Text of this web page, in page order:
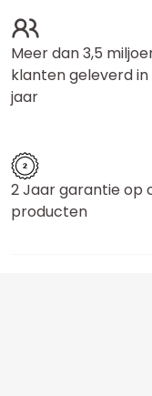
Meer dan 3,5
klanten geleverd in
jaar
2 Jaar garantie op
producten